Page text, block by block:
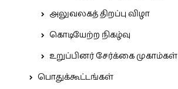
அலுவலகத் திறப்பு விழா
கொடியேற்ற நிகழ்வு
உறுப்பினர் சேர்க்கை முகாம்கள்
பொதுக்கூட்டங்கள்